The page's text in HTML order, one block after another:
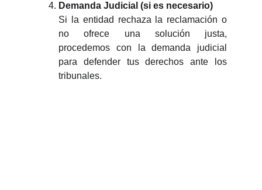
Demanda Judicial (si es necesario)
Si la entidad rechaza la reclamación o
no ofrece una solución justa,
procedemos con la demanda judicial
para defender tus derechos ante los
tribunales.